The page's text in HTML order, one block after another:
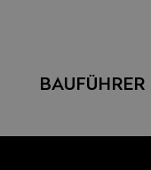
BAUFÜHRER